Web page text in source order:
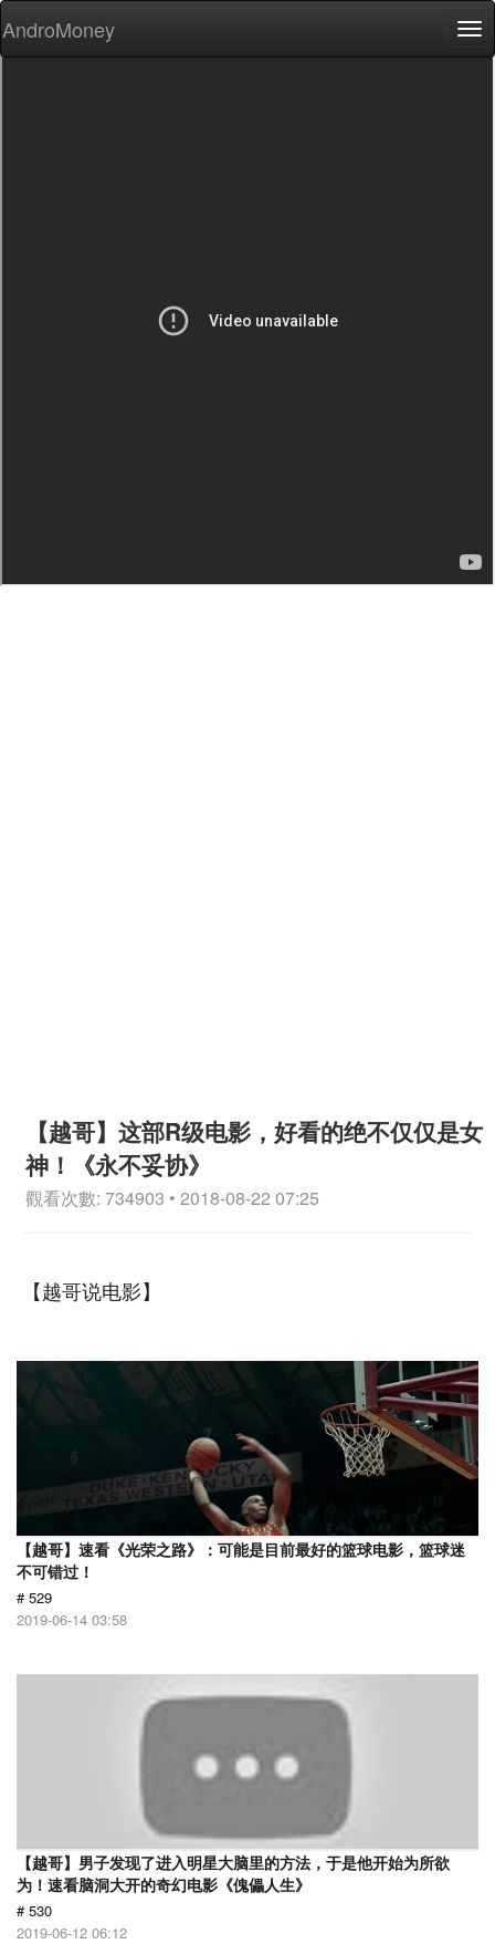
AndroMoney
【越哥】这部R级电影，好看的绝不仅仅是女
神！《永不妥协》
觀看次數: 734903 • 2018-08-22 07:25
【越哥说电影】
【越哥】速看《光荣之路》：可能是目前最好的篮球电影，篮球迷
不可错过！
# 529
2019-06-14 03:58
【越哥】男子发现了进入明星大脑里的方法，于是他开始为所欲
为！速看脑洞大开的奇幻电影《傀儡人生》
# 530
2019-06-12 06:12